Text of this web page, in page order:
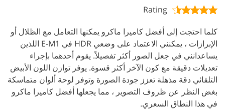
Rating
كلما احتجت إلى أفضل كاميرا ماكرو يمكنها التعامل مع الظلال أو
الإبرازات ، يمكنني الاعتماد على وضعي HDR في E-M1 اللذين
يساعدانني في جعل الصور أكثر تفصيلاً. يقوم أحدهما بإجراء
تعديلات دقيقة مع كون الآخر أكثر قسوة. يوفر توازن اللون الأبيض
التلقائي دقة مذهلة تعزز جودة الصورة وتوفر لوحة ألوان متماسكة
بغض النظر عن ظروف التصوير ، مما يجعلها أفضل كاميرا ماكرو
في هذا النطاق السعري.